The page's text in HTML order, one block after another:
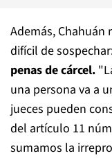
Además, Chahuán
difícil de
penas de cárcel.
una persona va a
jueces pueden
del artículo 11
sumamos la